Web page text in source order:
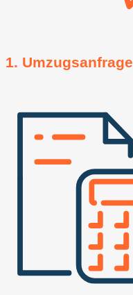
1. Umzugsanfrage